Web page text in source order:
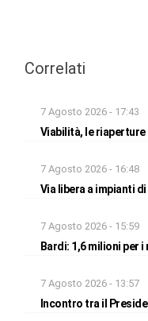
Correlati
7 Agosto 2026 - 17:43
Viabilità, le
7 Agosto 2026 - 16:48
Via libera a impianti
7 Agosto 2026 - 15:59
Bardi: 1,6 milioni per
7 Agosto 2026 - 13:57
Incontro tra il